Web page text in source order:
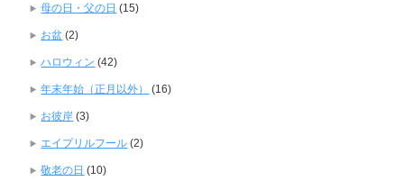
母の日・父の日 (15)
お盆 (2)
ハロウィン (42)
年末年始（正月以外） (16)
お彼岸 (3)
エイプリルフール (2)
敬老の日 (10)